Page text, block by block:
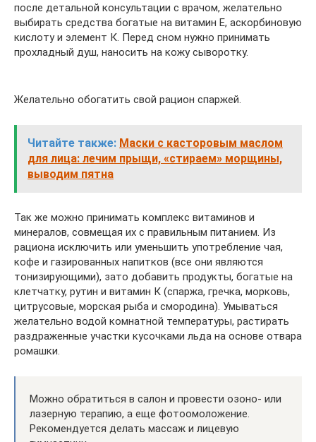
после детальной консультации с врачом, желательно
выбирать средства богатые на витамин Е, аскорбиновую
кислоту и элемент К. Перед сном нужно принимать
прохладный душ, наносить на кожу сыворотку.
Желательно обогатить свой рацион спаржей.
Читайте также: Маски с касторовым маслом
для лица: лечим прыщи, «стираем» морщины,
выводим пятна
Так же можно принимать комплекс витаминов и
минералов, совмещая их с правильным питанием. Из
рациона исключить или уменьшить употребление чая,
кофе и газированных напитков (все они являются
тонизирующими), зато добавить продукты, богатые на
клетчатку, рутин и витамин К (спаржа, гречка, морковь,
цитрусовые, морская рыба и смородина). Умываться
желательно водой комнатной температуры, растирать
раздраженные участки кусочками льда на основе отвара
ромашки.
Можно обратиться в салон и провести озоно- или
лазерную терапию, а еще фотоомоложение.
Рекомендуется делать массаж и лицевую